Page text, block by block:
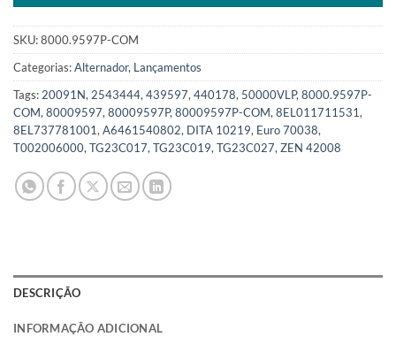
SKU:8000.9597P-COM
Categorias:Alternador, Lançamentos
Tags: 20091N, 2543444, 439597, 440178, 50000VLP, 8000.9597P-
COM, 80009597, 80009597P, 80009597P-COM, 8EL011711531,
8EL737781001, A6461540802, DITA 10219, Euro 70038,
T002006000, TG23C017, TG23C019, TG23C027, ZEN 42008
DESCRIÇÃO
INFORMAÇÃO ADICIONAL